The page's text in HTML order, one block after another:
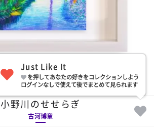
部屋に飾る
小野川のせせらぎ
古河博章
Just Like It
を押してあなたの好きをコレクションしよう
ログインなしで使えて後でまとめて見られます